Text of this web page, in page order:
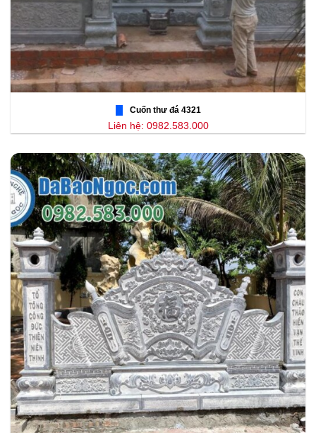
Cuốn thư đá 4321
Liên hệ: 0982.583.000